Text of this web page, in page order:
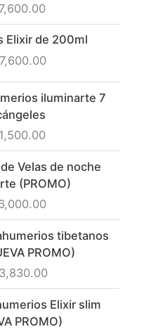
Elixir de 200ml
iluminarte 7
Velas de noche
(PROMO)
tibetanos
PROMO)
Elixir slim
PROMO)